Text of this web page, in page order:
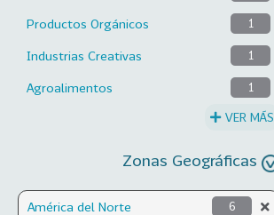
Productos Orgánicos 1
Industrias Creativas 1
Agroalimentos 1
VER MÁS
Zonas Geográficas
América del Norte 6